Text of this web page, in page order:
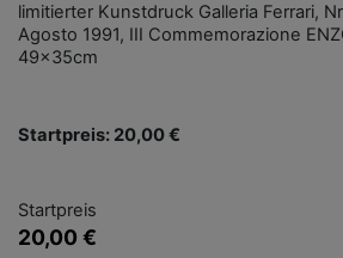
limitierter Kunstdruck Galleria Ferrari,
Agosto 1991, III Commemorazione
49x35cm
Startpreis: 20,00 €
Startpreis
20,00 €